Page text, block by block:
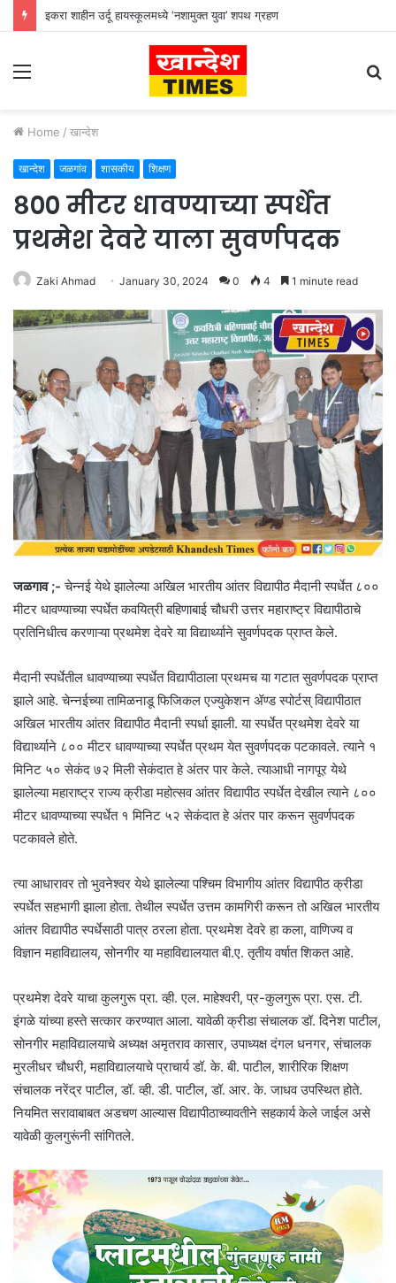
इकरा शाहीन उर्दू हायस्कूलमध्ये ‘नशामुक्त युवा’ शपथ ग्रहण
Menu
Home / खान्देश
खान्देश जळगांव शासकीय शिक्षण
८०० मीटर धावण्याच्या स्पर्धेत
प्रथमेश देवरे याला सुवर्णपदक
Zaki Ahmad January 30, 2024 0 4 1 minute read
जळगाव ;- चेन्नई येथे झालेल्या अखिल भारतीय आंतर विद्यापीठ मैदानी स्पर्धेत ८००
मीटर धावण्याच्या स्पर्धेत कवयित्री बहिणाबाई चौधरी उत्तर महाराष्ट्र विद्यापीठाचे
प्रतिनिधीत्व करणाऱ्या प्रथमेश देवरे या विद्यार्थ्याने सुवर्णपदक प्राप्त केले.
मैदानी स्पर्धेतील धावण्याच्या स्पर्धेत विद्यापीठाला प्रथमच या गटात सुवर्णपदक प्राप्त
झाले आहे. चेन्नईच्या तामिळनाडू फिजिकल एज्युकेशन ॲण्ड स्पोर्टस् विद्यापीठात
अखिल भारतीय आंतर विद्यापीठ मैदानी स्पर्धा झाली. या स्पर्धेत प्रथमेश देवरे या
विद्यार्थ्याने ८०० मीटर धावण्याच्या स्पर्धेत प्रथम येत सुवर्णपदक पटकावले. त्याने १
मिनिट ५० सेकंद ७२ मिली सेकंदात हे अंतर पार केले. त्याआधी नागपूर येथे
झालेल्या महाराष्ट्र राज्य क्रीडा महोत्सव आंतर विद्यापीठ स्पर्धेत देखील त्याने ८००
मीटर धावण्याच्या स्पर्धेत १ मिनिट ५२ सेकंदात हे अंतर पार करून सुवर्णपदक
पटकावले होते.
त्या आधारावर तो भुवनेश्वर येथे झालेल्या पश्चिम विभागीय आंतर विद्यापीठ क्रीडा
स्पर्धेत सहभागी झाला होता. तेथील स्पर्धेत उत्तम कामगिरी करून तो अखिल भारतीय
आंतर विद्यापीठ स्पर्धेसाठी पात्र ठरला होता. प्रथमेश देवरे हा कला, वाणिज्य व
विज्ञान महाविद्यालय, सोनगीर या महाविद्यालयात बी.ए. तृतीय वर्षात शिकत आहे.
प्रथमेश देवरे याचा कुलगुरू प्रा. व्ही. एल. माहेश्वरी, प्र-कुलगुरू प्रा. एस. टी.
इंगळे यांच्या हस्ते सत्कार करण्यात आला. यावेळी क्रीडा संचालक डॉ. दिनेश पाटील,
सोनगीर महाविद्यालयाचे अध्यक्ष अमृतराव कासार, उपाध्यक्ष दंगल धनगर, संचालक
मुरलीधर चौधरी, महाविद्यालयाचे प्राचार्य डॉ. के. बी. पाटील, शारीरिक शिक्षण
संचालक नरेंद्र पाटील, डॉ. व्ही. डी. पाटील, डॉ. आर. के. जाधव उपस्थित होते.
नियमित सरावाबाबत अडचण आल्यास विद्यापीठाच्यावतीने सहकार्य केले जाईल असे
यावेळी कुलगुरूंनी सांगितले.